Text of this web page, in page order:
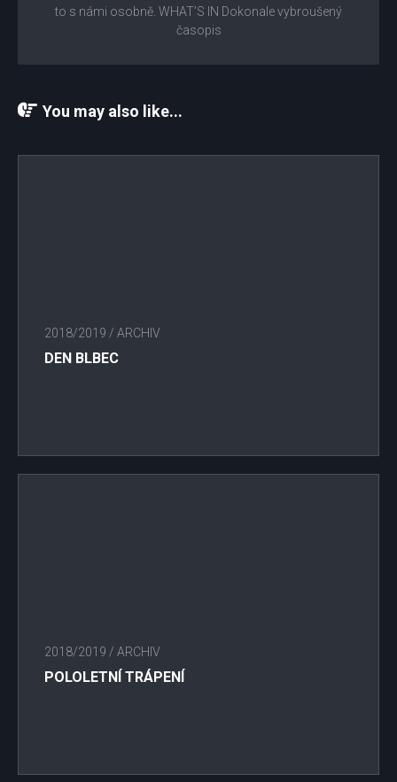
to s námi osobně. WHAT’S IN Dokonale vybroušený
časopis
You may also like...
2018/2019 / ARCHIV
DEN BLBEC
2018/2019 / ARCHIV
POLOLETNÍ TRÁPENÍ